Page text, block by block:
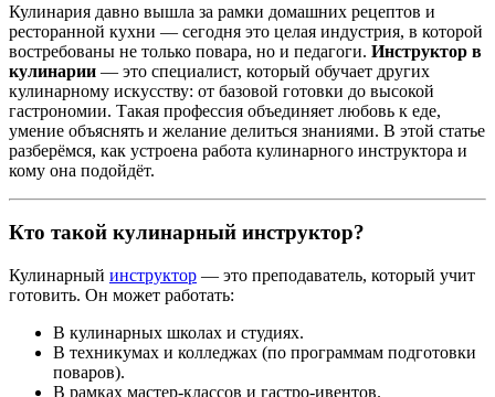
Кулинария давно вышла за рамки домашних рецептов и
ресторанной кухни — сегодня это целая индустрия, в которой
востребованы не только повара, но и педагоги. Инструктор в
кулинарии — это специалист, который обучает других
кулинарному искусству: от базовой готовки до высокой
гастрономии. Такая профессия объединяет любовь к еде,
умение объяснять и желание делиться знаниями. В этой статье
разберёмся, как устроена работа кулинарного инструктора и
кому она подойдёт.
Кто такой кулинарный инструктор?
Кулинарный инструктор — это преподаватель, который учит
готовить. Он может работать:
В кулинарных школах и студиях.
В техникумах и колледжах (по программам подготовки
поваров).
В рамках мастер-классов и гастро-ивентов.